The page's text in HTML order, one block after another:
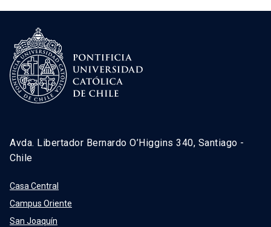
Avda. Libertador Bernardo O’Higgins 340, Santiago -
Chile
Casa Central
Campus Oriente
San Joaquín